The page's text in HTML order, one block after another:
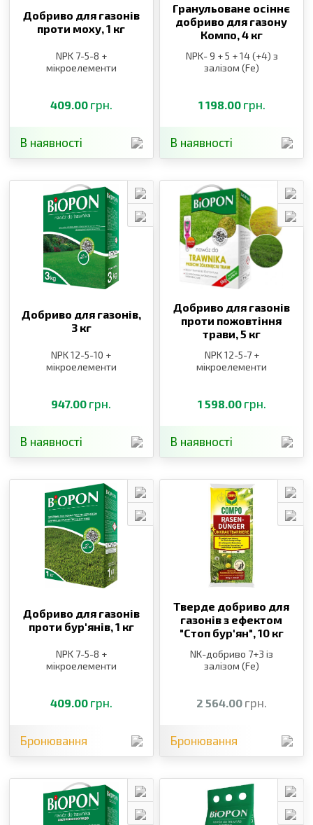
Добриво для газонів
проти моху,1 кг
NPK 7-5-8 +
мікроелементи
409.00 грн.
В наявності
Гранульоване осіннє
добриво для газону
Компо, 4 кг
NPK- 9 + 5 + 14 (+4) з
залізом (Fe)
1 198.00 грн.
В наявності
Добриво для газонів,
3 кг
NPK 12-5-10 +
мікроелементи
947.00 грн.
В наявності
Добриво для газонів
проти пожовтіння
трави, 5 кг
NPK 12-5-7 +
мікроелементи
1 598.00 грн.
В наявності
Добриво для газонів
проти бур′янів, 1 кг
NPK 7-5-8 +
мікроелементи
409.00 грн.
Бронювання
Тверде добриво для
газонів з ефектом
″Стоп бур′ян″, 10 кг
NK-добриво 7+3 із
залізом (Fe)
2 564.00 грн.
Бронювання